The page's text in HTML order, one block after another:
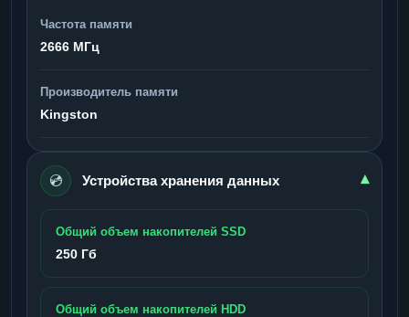
Частота памяти
2666 МГц
Производитель памяти
Kingston
💿 Устройства хранения данных ▾
Общий объем накопителей SSD
250 Гб
Общий объем накопителей HDD